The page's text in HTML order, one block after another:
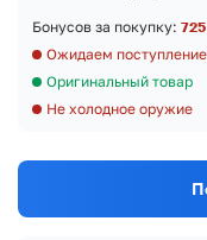
Бонусов за покупку:
Ожидаем поступление
Оригинальный товар
Не холодное оружие